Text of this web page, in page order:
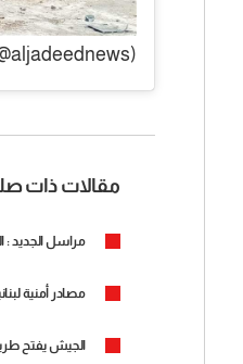
مقالات ذات
مراسل الجديد :
مصادر أمنية
الجيش يفتح